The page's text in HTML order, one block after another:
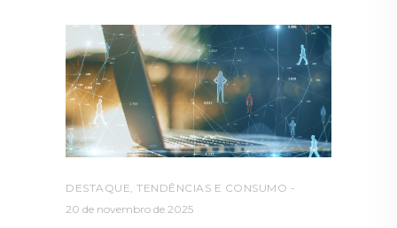
DESTAQUE, TENDÊNCIAS E CONSUMO
20 de novembro de 2025